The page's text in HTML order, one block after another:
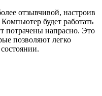
отзывчивой, настроив
будет работать
потрачены напрасно. Это
позволяют легко